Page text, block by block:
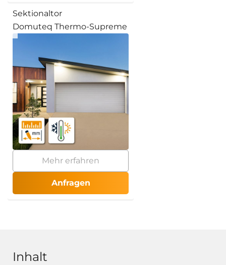
Sektionaltor
Domuteq Thermo-Supreme
Mehr erfahren
Anfragen
Inhalt